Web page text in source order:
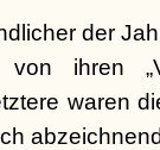
der
ihren
waren